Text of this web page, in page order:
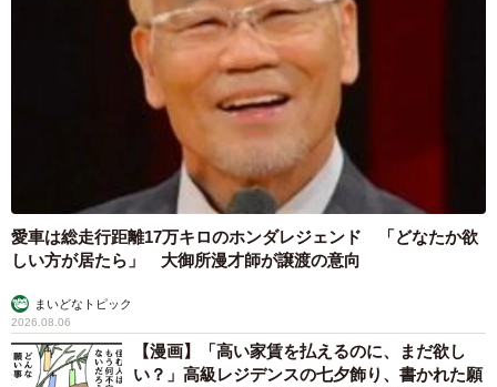
愛車は総走行距離17万キロのホンダレジェンド 「どなたか欲
しい方が居たら」 大御所漫才師が譲渡の意向
まいどなトピック
2026.08.06
【漫画】「高い家賃を払えるのに、まだ欲し
い？」高級レジデンスの七夕飾り、書かれた願